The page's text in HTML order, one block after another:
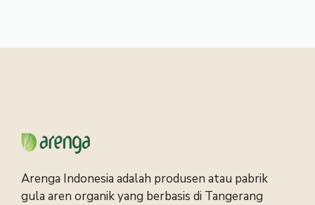
Arenga Indonesia adalah produsen atau pabrik
gula aren organik yang berbasis di Tangerang